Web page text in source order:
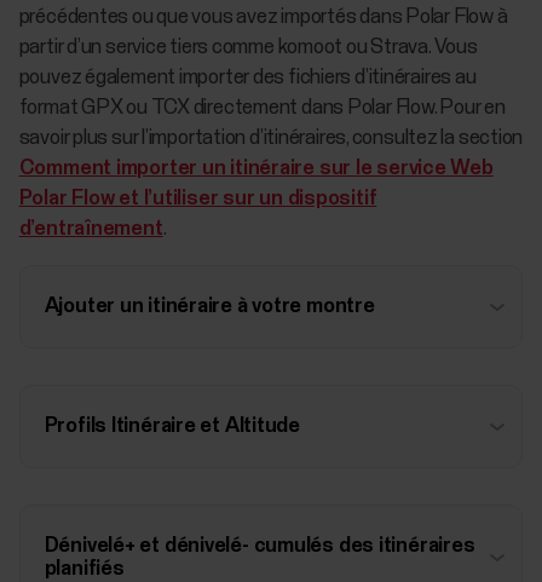
précédentes ou que vous avez importés dans Polar Flow à
partir d’un service tiers comme komoot ou Strava. Vous
pouvez également importer des fichiers d’itinéraires au
format GPX ou TCX directement dans Polar Flow. Pour en
savoir plus sur l’importation d’itinéraires, consultez la section
Comment importer un itinéraire sur le service Web
Polar Flow et l’utiliser sur un dispositif
d’entraînement.
Ajouter un itinéraire à votre montre
Profils Itinéraire et Altitude
Dénivelé+ et dénivelé- cumulés des itinéraires
planifiés